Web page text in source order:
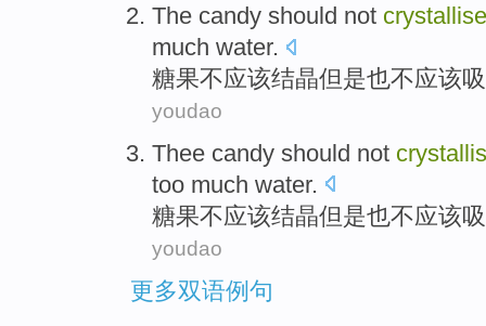
The candy should not crystallise
much water.
糖果不应该结晶但是也不应该
youdao
Thee candy should not
too much water.
糖果不应该结晶但是也不应该
youdao
更多双语例句